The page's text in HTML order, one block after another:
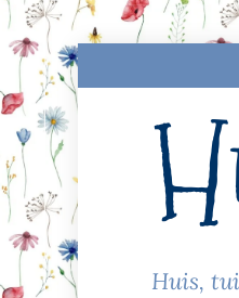
Skip
to
Huis,